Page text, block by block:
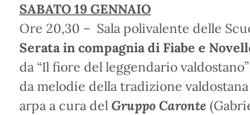
SABATO 19 GENNAIO
Ore 20,30 – Sala polivalente delle
Serata in compagnia di Fiabe e
da “Il fiore del leggendario
da melodie della tradizione
arpa a cura del Gruppo Caronte